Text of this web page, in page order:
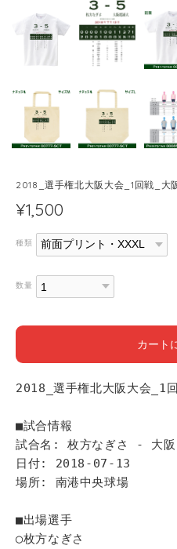
2018_選手権北大阪大会_1回戦_大
¥1,500
種類
数量
カート
2018_選手権北大阪大会_1
■試合情報
試合名: 枚方なぎさ - 大阪
日付: 2018-07-13
場所: 南港中央球場
■出場選手
◯枚方なぎさ